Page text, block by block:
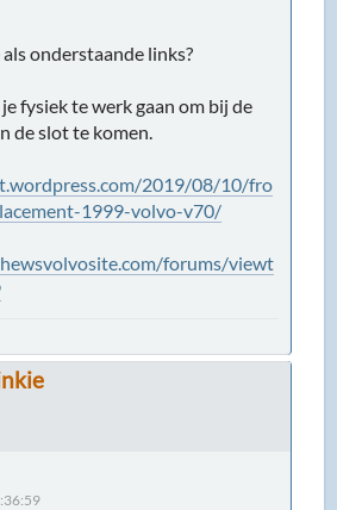
onderstaande links?
fysiek te werk gaan om bij de
de slot te komen.
2019/08/10/fro
1999-volvo-v70/
forums/viewt